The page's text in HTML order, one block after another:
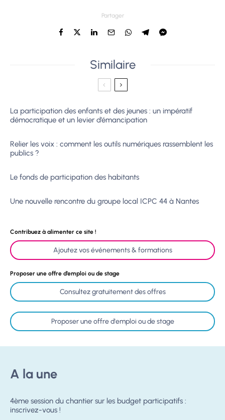
Partager
Similaire
La participation des enfants et des jeunes : un impératif
démocratique et un levier d’émancipation
Relier les voix : comment les outils numériques rassemblent les
publics ?
Le fonds de participation des habitants
Une nouvelle rencontre du groupe local ICPC 44 à Nantes
Contribuez à alimenter ce site !
Ajoutez vos événements & formations
Proposer une offre d’emploi ou de stage
Consultez gratuitement des offres
Proposer une offre d'emploi ou de stage
A la une
4ème session du chantier sur les budget participatifs :
inscrivez-vous !